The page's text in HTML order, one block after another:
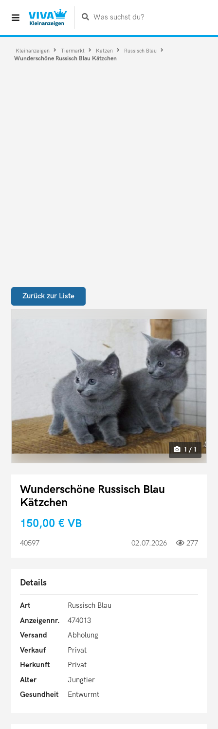
Was suchst du?
Kleinanzeigen Tiermarkt Katzen Russisch Blau
Wunderschöne Russisch Blau Kätzchen
Zurück zur Liste
1 / 1
Wunderschöne Russisch Blau
Kätzchen
150,00 € VB
40597 02.07.2026 277
Details
Art
Russisch Blau
Anzeigennr.
474013
Versand
Abholung
Verkauf
Privat
Herkunft
Privat
Alter
Jungtier
Gesundheit
Entwurmt